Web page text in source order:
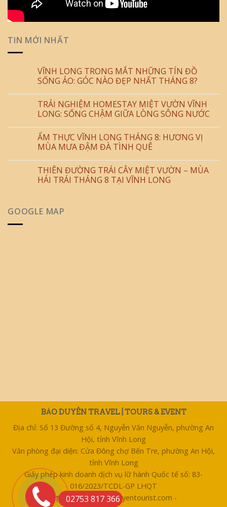
TIN MỚI NHẤT
VĨNH LONG TRONG MẮT NHỮNG TÍN ĐỒ
SỐNG ẢO: GÓC NÀO ĐẸP NHẤT THÁNG 8?
TRẢI NGHIỆM HOMESTAY MIỆT VƯỜN VĨNH
LONG: SỐNG CHẬM GIỮA LÒNG SÔNG NƯỚC
ẨM THỰC VĨNH LONG THÁNG 8: HƯƠNG VỊ
MÙA MƯA ĐẬM ĐÀ TÌNH QUÊ
THIÊN ĐƯỜNG TRÁI CÂY MIỆT VƯỜN – MÙA
HÁI TRÁI THÁNG 8 TẠI VĨNH LONG
GOOGLE MAP
BẢO DUYÊN TRAVEL | TOURS & EVENT
Địa chỉ: Số 13 Đường số 4, Nguyễn Văn Nguyễn, phường An
Hội, tỉnh Vĩnh Long
Văn phòng đại diện: Cửa Đông chợ Bến Tre, phường An Hội,
tỉnh Vĩnh Long
Giấy phép kinh doanh dịch vụ lữ hành Quốc tế số: 83-
016/2023/TCDL-GP LHQT
Email: bentre@baoduyentourist.com -
02753 817 366